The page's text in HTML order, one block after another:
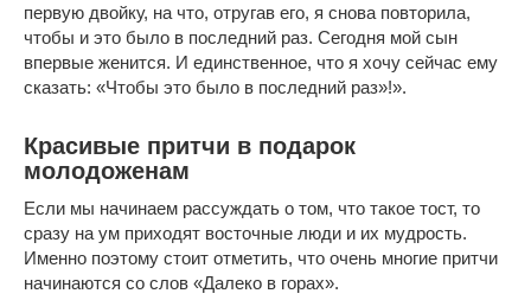
первую двойку, на что, отругав его, я снова повторила,
чтобы и это было в последний раз. Сегодня мой сын
впервые женится. И единственное, что я хочу сейчас ему
сказать: «Чтобы это было в последний раз»!».
Красивые притчи в подарок
молодоженам
Если мы начинаем рассуждать о том, что такое тост, то
сразу на ум приходят восточные люди и их мудрость.
Именно поэтому стоит отметить, что очень многие притчи
начинаются со слов «Далеко в горах».